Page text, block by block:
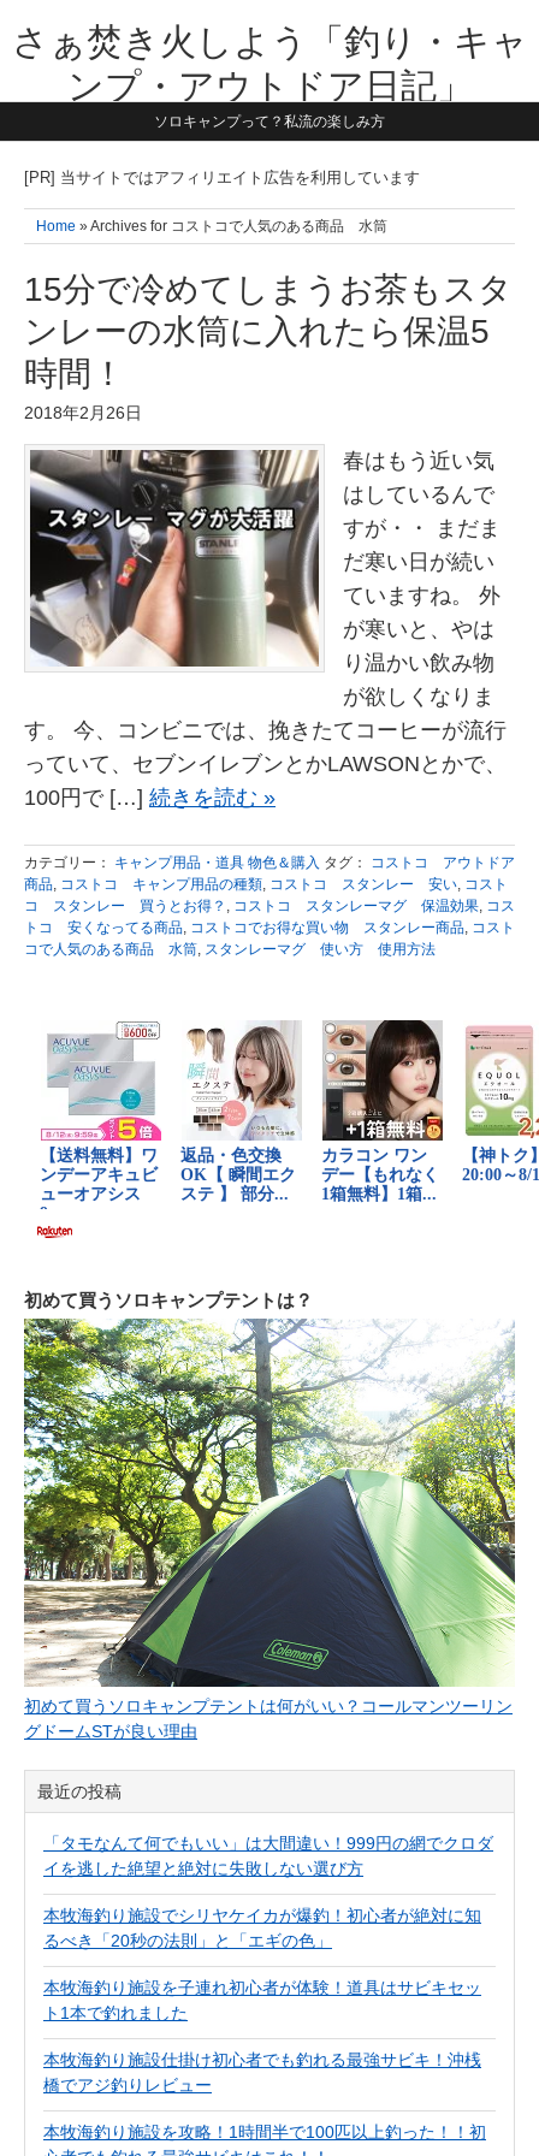
さぁ焚き火しよう「釣り・キャ
ンプ・アウトドア日記」
【テーマは子供と一緒に本気で遊ぶ】1981年うまれ・横浜在住。妻と3
す。同じ世代のお父さんに読んで頂けたら嬉しいです！よろしくお願い
ソロキャンプって？私流の楽しみ方
[PR] 当サイトではアフィリエイト広告を利用しています
Home » Archives for コストコで人気のある商品 水筒
15分で冷めてしまうお茶もスタ
ンレーの水筒に入れたら保温5
時間！
2018年2月26日
春はもう近い気
はしているんで
すが・・ まだま
だ寒い日が続い
ていますね。 外
が寒いと、やは
り温かい飲み物
が欲しくなりま
す。 今、コンビニでは、挽きたてコーヒーが流行
っていて、セブンイレブンとかLAWSONとかで、
100円で […] 続きを読む »
カテゴリー： キャンプ用品・道具 物色＆購入 タグ： コストコ アウトドア
商品, コストコ キャンプ用品の種類, コストコ スタンレー 安い, コスト
コ スタンレー 買うとお得？ , コストコ スタンレーマグ 保温効果, コス
トコ 安くなってる商品, コストコでお得な買い物 スタンレー商品, コスト
コで人気のある商品 水筒, スタンレーマグ 使い方 使用方法
初めて買うソロキャンプテントは？
初めて買うソロキャンプテントは何がいい？コールマンツーリン
グドームSTが良い理由
最近の投稿
「タモなんて何でもいい」は大間違い！999円の網でクロダ
イを逃した絶望と絶対に失敗しない選び方
本牧海釣り施設でシリヤケイカが爆釣！初心者が絶対に知
るべき「20秒の法則」と「エギの色」
本牧海釣り施設を子連れ初心者が体験！道具はサビキセッ
ト1本で釣れました
本牧海釣り施設仕掛け初心者でも釣れる最強サビキ！沖桟
橋でアジ釣りレビュー
本牧海釣り施設を攻略！1時間半で100匹以上釣った！！初